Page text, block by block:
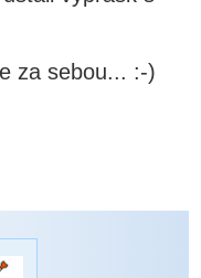
za sebou... :-)